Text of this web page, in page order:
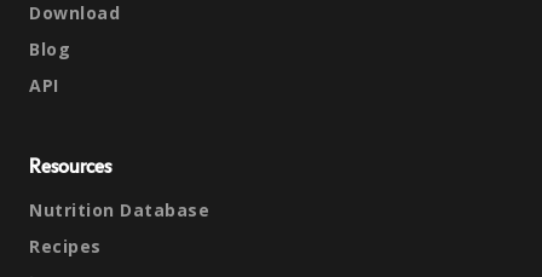
Download
Blog
API
Resources
Nutrition Database
Recipes